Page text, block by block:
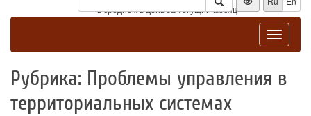
* - в среднем в день за текущий месяц
Toggle
Рубрика: Проблемы управления в
территориальных системах